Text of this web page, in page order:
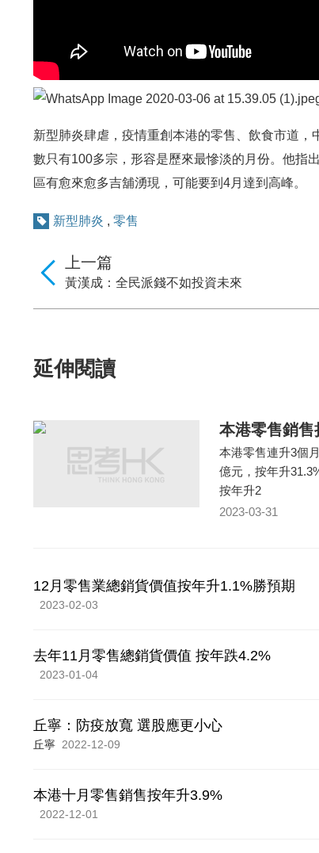
新型肺炎肆虐，疫情重創本港的零售、飲食市道
數只有100多宗，形容是歷來最慘淡的月份。他指
區有愈來愈多吉舖湧現，可能要到4月達到高峰。
新型肺炎 , 零售
上一篇
黃漢成：全民派錢不如投資未來
延伸閱讀
本港零售銷售
本港零售連升3個
億元，按年升
按年升2
2023-03-31
12月零售業總銷貨價值按年升1.1%勝預期
2023-02-03
去年11月零售總銷貨價值 按年跌4.2%
2023-01-04
丘寧：防疫放寬 選股應更小心
丘寧 2022-12-09
本港十月零售銷售按年升3.9%
2022-12-01